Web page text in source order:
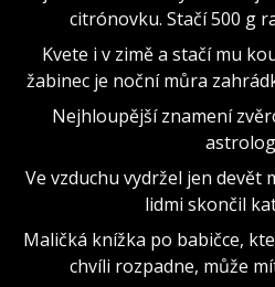
citrónovku. Stačí 500 g
Kvete i v zimě a stačí mu
žabinec je noční můra
Nejhloupější znamení
Ve vzduchu vydržel jen devět
lidmi skončil
Maličká knížka po babičce,
chvíli rozpadne, může